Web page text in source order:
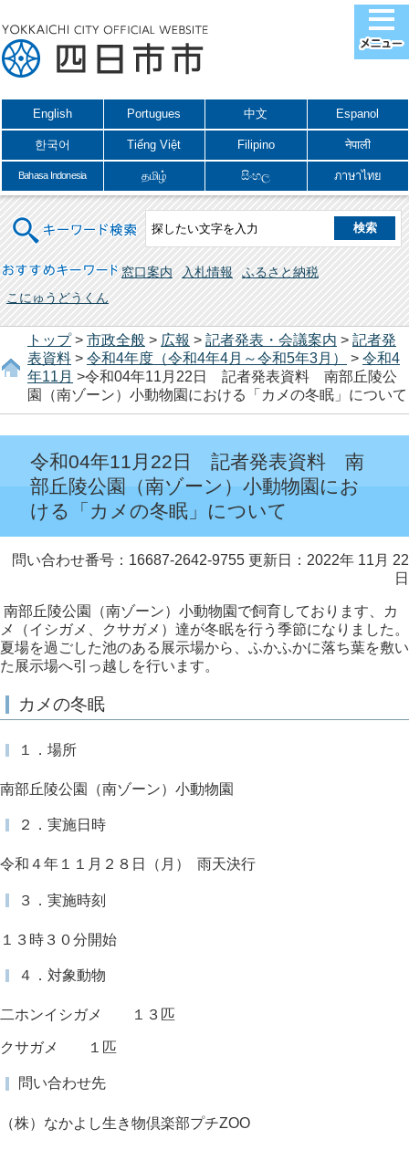
English Portugues 中文 Espanol
한국어 Tiếng Việt Filipino नेपाली
Bahasa Indonesia தமிழ் සිංහල ภาษาไทย
キーワード検索
おすすめキーワード 窓口案内 入札情報
ふるさと納税
こにゅうどうくん
トップ> 市政全般 > 広報 > 記者発表・会議案内 > 記者発
表資料 > 令和4年度（令和4年4月～令和5年3月） > 令和4
年11月 >令和04年11月22日 記者発表資料 南部丘陵公
園（南ゾーン）小動物園における「カメの冬眠」について
令和04年11月22日 記者発表資料 南
部丘陵公園（南ゾーン）小動物園にお
ける「カメの冬眠」について
問い合わせ番号：16687-2642-9755 更新日：2022年 11月 22
日
南部丘陵公園（南ゾーン）小動物園で飼育しております、カ
メ（イシガメ、クサガメ）達が冬眠を行う季節になりました。
夏場を過ごした池のある展示場から、ふかふかに落ち葉を敷い
た展示場へ引っ越しを行います。
カメの冬眠
１．場所
南部丘陵公園（南ゾーン）小動物園
２．実施日時
令和４年１１月２８日（月） 雨天決行
３．実施時刻
１３時３０分開始
４．対象動物
二ホンイシガメ １３匹
クサガメ １匹
問い合わせ先
（株）なかよし生き物倶楽部プチZOO